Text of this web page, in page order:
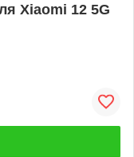
Xiaomi 12 5G